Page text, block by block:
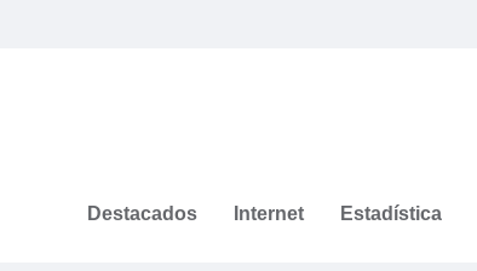
Destacados Internet Estadística